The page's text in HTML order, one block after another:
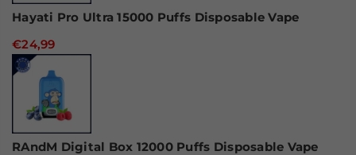
Hayati Pro Ultra 15000 Puffs Disposable Vape
€24,99
RAndM Digital Box 12000 Puffs Disposable Vape